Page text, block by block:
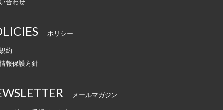
合わせ
ポリシー
約
報保護方針
メールマガジン